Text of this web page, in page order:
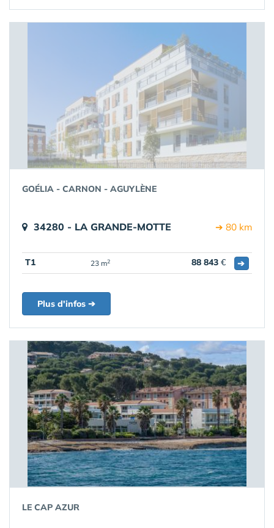
GOÉLIA - CARNON - AGUYLÈNE
34280 - LA GRANDE-MOTTE ➔ 80 km
T1 23 m2 88 843 € ➔
Plus d'infos ➔
LE CAP AZUR